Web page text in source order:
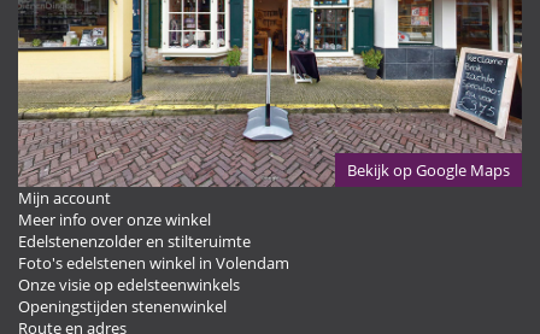
Bekijk op Google Maps
Mijn account
Meer info over onze winkel
Edelstenenzolder en stilteruimte
Foto's edelstenen winkel in Volendam
Onze visie op edelsteenwinkels
Openingstijden stenenwinkel
Route en adres